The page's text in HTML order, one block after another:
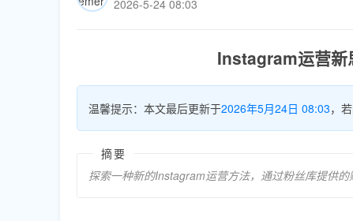
2026-5-24 08:03
Instagram运营新
温馨提示：本文最后更新于2026年5月24日 08:03，
摘要
探索一种新的Instagram运营方法，通过粉丝库提供